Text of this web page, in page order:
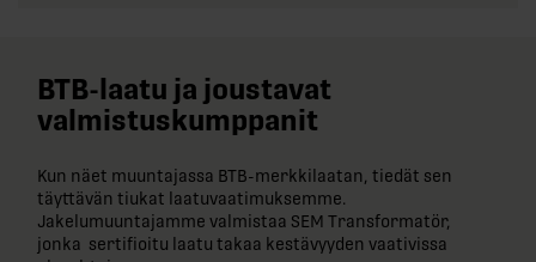
BTB-​laatu ja joustavat
valmistuskumppanit
Kun näet muuntajassa BTB-​merkkilaatan, tiedät sen
täyttävän tiukat laatuvaatimuksemme.
Jakelumuuntajamme valmistaa SEM Transformatör,
jonka sertifioitu laatu takaa kestävyyden vaativissa